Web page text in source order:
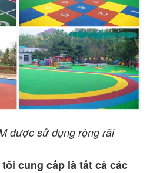
được sử dụng rộng rãi
cung cấp là tất cả các